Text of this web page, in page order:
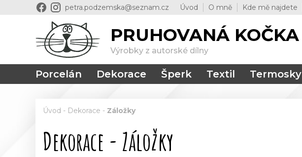
petra.podzemska@seznam.cz Úvod O mně Kde mě najdete
PRUHOVANÁ KOČKA
Výrobky z autorské dílny
Porcelán Dekorace Šperk Textil Termosky
Úvod - Dekorace - Záložky
Dekorace - Záložky